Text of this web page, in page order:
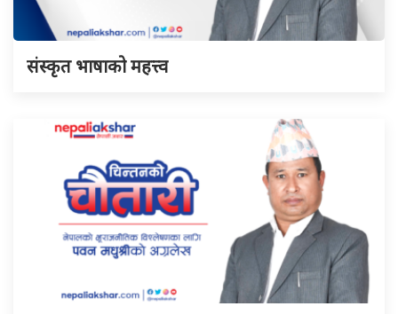
संस्कृत भाषाको महत्त्व